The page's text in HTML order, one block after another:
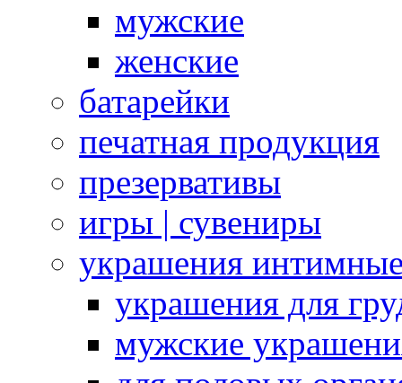
мужские
женские
батарейки
печатная продукция
презервативы
игры | сувениры
украшения
украшения для
мужские